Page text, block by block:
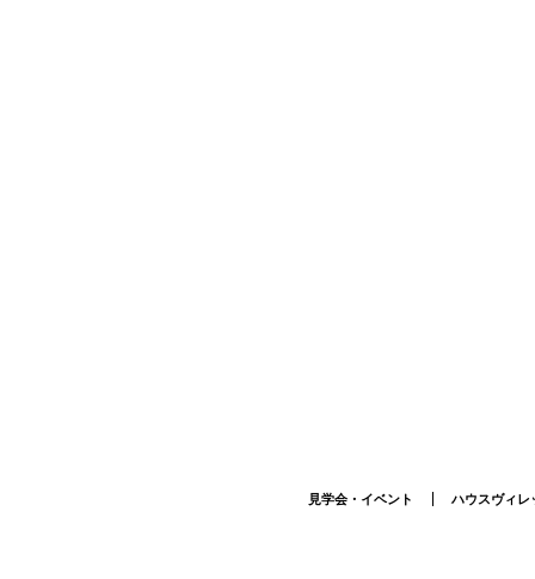
見学会・イベント ハウスヴィレ